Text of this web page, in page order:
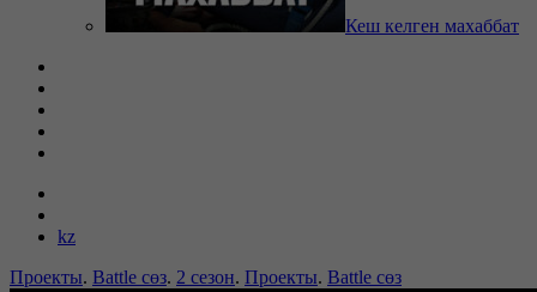
Кеш келген махаббат
kz
Проекты. Battle сөз. 2 сезон. Проекты. Battle сөз